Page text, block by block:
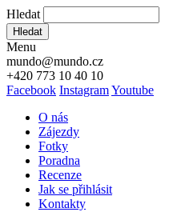
Hledat
Hledat
Menu
mundo@mundo.cz
+420 773 10 40 10
Facebook InstagramYoutube
O nás
Zájezdy
Fotky
Poradna
Recenze
Jak se přihlásit
Kontakty